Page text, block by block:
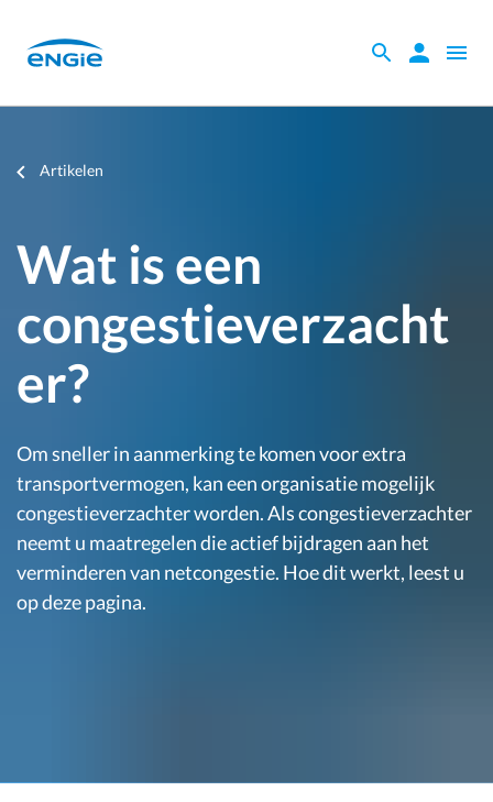
mainZoeken
de
Zoeken
Open
Je
Artikelen
Wat is een
congestieverzacht
er?
Om sneller in aanmerking te komen voor extra
transportvermogen, kan een organisatie mogelijk
congestieverzachter worden. Als congestieverzachter
neemt u maatregelen die actief bijdragen aan het
verminderen van netcongestie. Hoe dit werkt, leest u
op deze pagina.